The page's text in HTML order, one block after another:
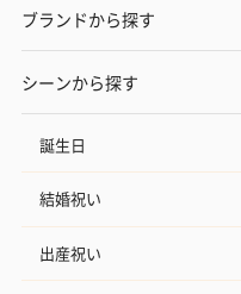
ブランドから探す
シーンから探す
誕生日
結婚祝い
出産祝い